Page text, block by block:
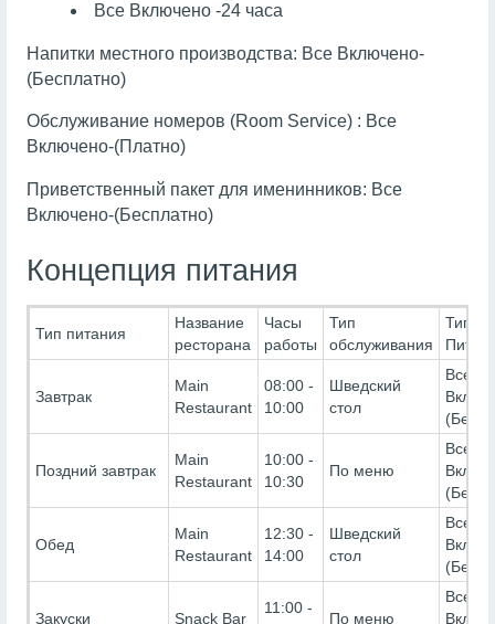
Все Включено -24 часа
Напитки местного производства: Все Включено-
(Бесплатно)
Обслуживание номеров (Room Service) : Все
Включено-(Платно)
Приветственный пакет для именинников: Все
Включено-(Бесплатно)
Концепция питания
Тип питания
Название
ресторана
Часы
работы
Тип
обслуживания
Тип
Завтрак
Main
Restaurant
08:00 -
10:00
Шведский
стол
Все
Поздний завтрак
Main
Restaurant
10:00 -
10:30
По меню
Все
Обед
Main
Restaurant
12:30 -
14:00
Шведский
стол
Все
Закуски Snack Bar
11:00 -
По меню
Все